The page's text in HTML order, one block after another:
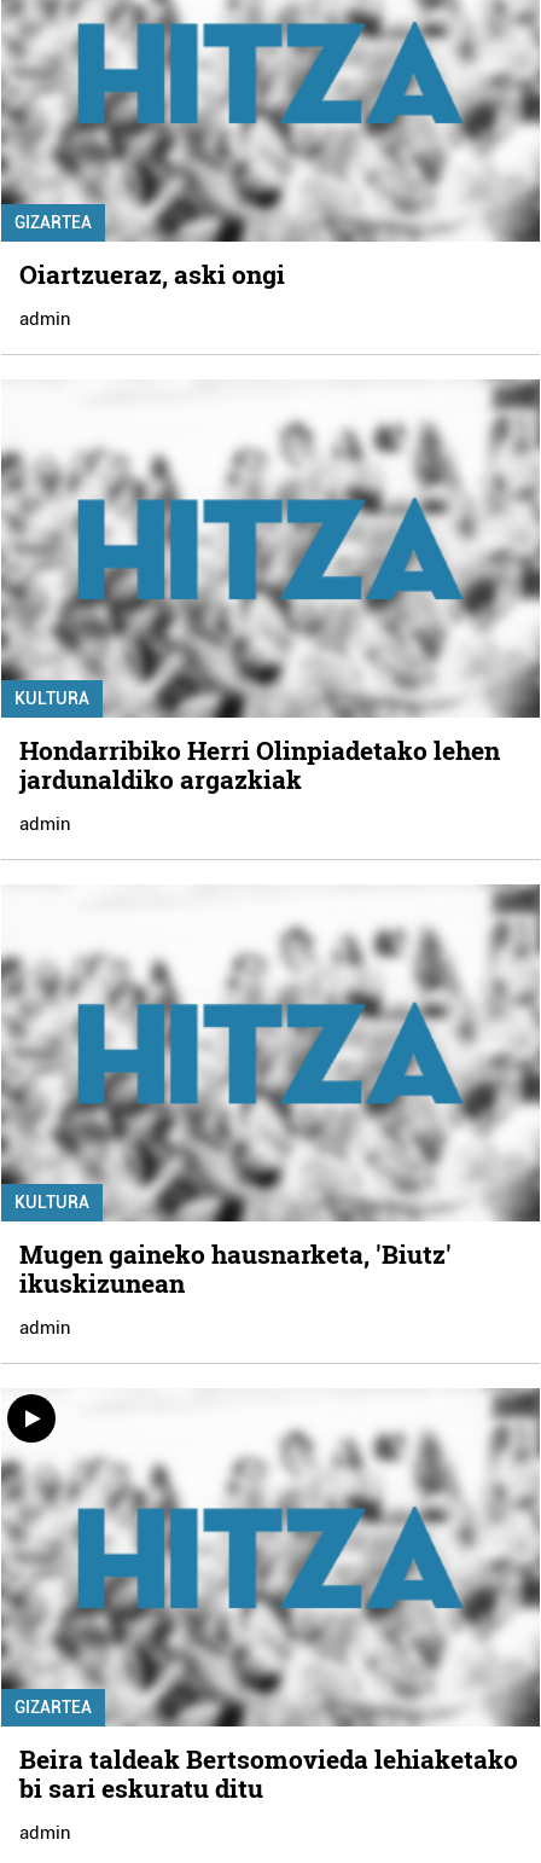
GIZARTEA
Oiartzueraz, aski ongi
admin
KULTURA
Hondarribiko Herri Olinpiadetako lehen
jardunaldiko argazkiak
admin
KULTURA
Mugen gaineko hausnarketa, 'Biutz'
ikuskizunean
admin
GIZARTEA
Beira taldeak Bertsomovieda lehiaketako
bi sari eskuratu ditu
admin